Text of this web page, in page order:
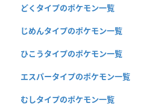
どくタイプのポケモン一覧
じめんタイプのポケモン一覧
ひこうタイプのポケモン一覧
エスパータイプのポケモン一覧
むしタイプのポケモン一覧